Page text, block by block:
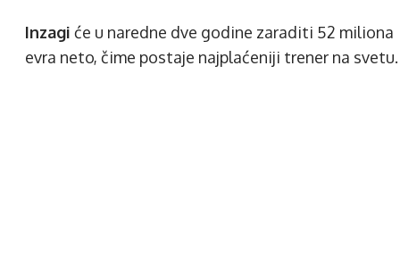
Inzagi će u naredne dve godine zaraditi 52 miliona
evra neto, čime postaje najplaćeniji trener na svetu.